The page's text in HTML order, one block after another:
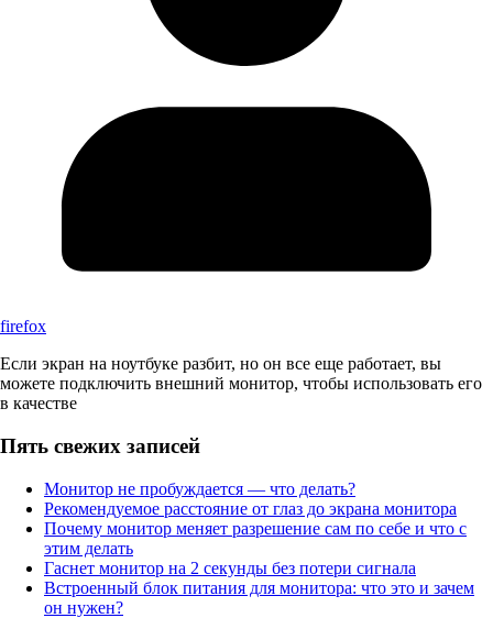
firefox
Если экран на ноутбуке разбит, но он все еще работает, вы
можете подключить внешний монитор, чтобы использовать его
в качестве
Пять свежих записей
Монитор не пробуждается — что делать?
Рекомендуемое расстояние от глаз до экрана монитора
Почему монитор меняет разрешение сам по себе и что с
этим делать
Гаснет монитор на 2 секунды без потери сигнала
Встроенный блок питания для монитора: что это и зачем
он нужен?